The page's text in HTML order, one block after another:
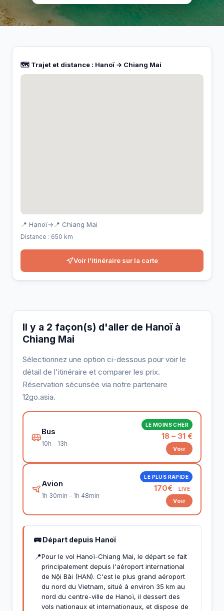
🗺️ Trajet et distance : Hanoï → Chiang Mai
📍 Hanoï→ 📍 Chiang Mai
Distance : 650 km
Voir l'itinéraire sur la carte
Il y a 2 façon(s) d'aller de Hanoï à
Chiang Mai
Sélectionnez une option ci-dessous pour voir le
détail de l'itinéraire et comparer les prix.
Réservation sécurisée via notre partenaire
12go.asia.
Bus
10h – 13h
LE MOINS CHER
18 – 31 €
Voir
Avion
1h 30min – 1h 48min
LE PLUS RAPIDE
170€ LIVE
Voir
🚌 Départ depuis Hanoï
📍Pour le vol Hanoï-Chiang Mai, le départ se fait
principalement depuis l'aéroport international
de Nội Bài (HAN). C'est le plus grand aéroport
du nord du Vietnam, situé à environ 35 km au
nord du centre-ville de Hanoï, il dessert des
vols nationaux et internationaux, et dispose de